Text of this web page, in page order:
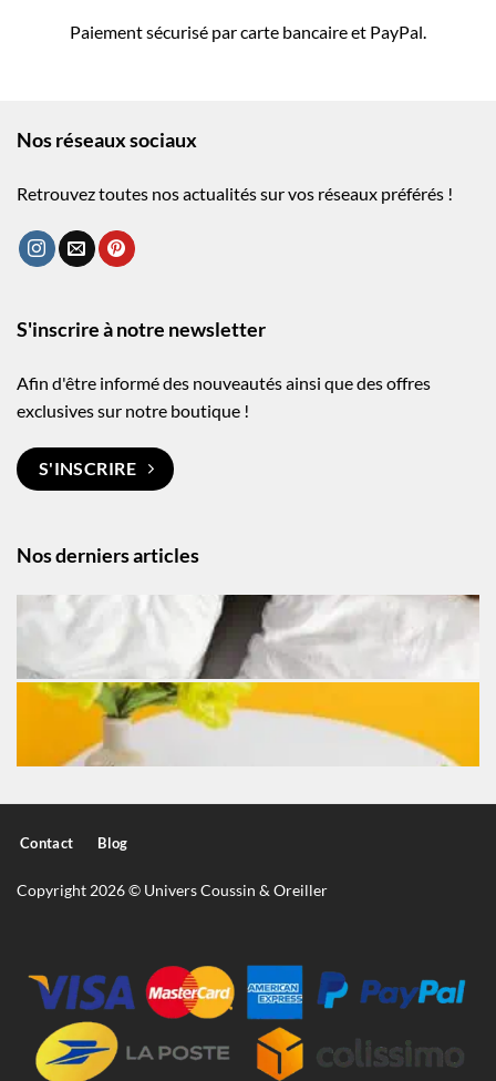
Paiement sécurisé par carte bancaire et PayPal.
Nos réseaux sociaux
Retrouvez toutes nos actualités sur vos réseaux préférés !
Nos derniers articles
S'inscrire à notre newsletter
Afin d'être informé des nouveautés ainsi que des offres
exclusives sur notre boutique !
S'INSCRIRE
Contact Blog
Copyright 2026 © Univers Coussin & Oreiller